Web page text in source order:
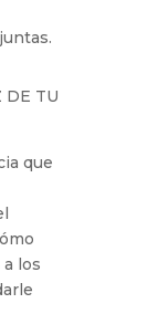
TU
que
los